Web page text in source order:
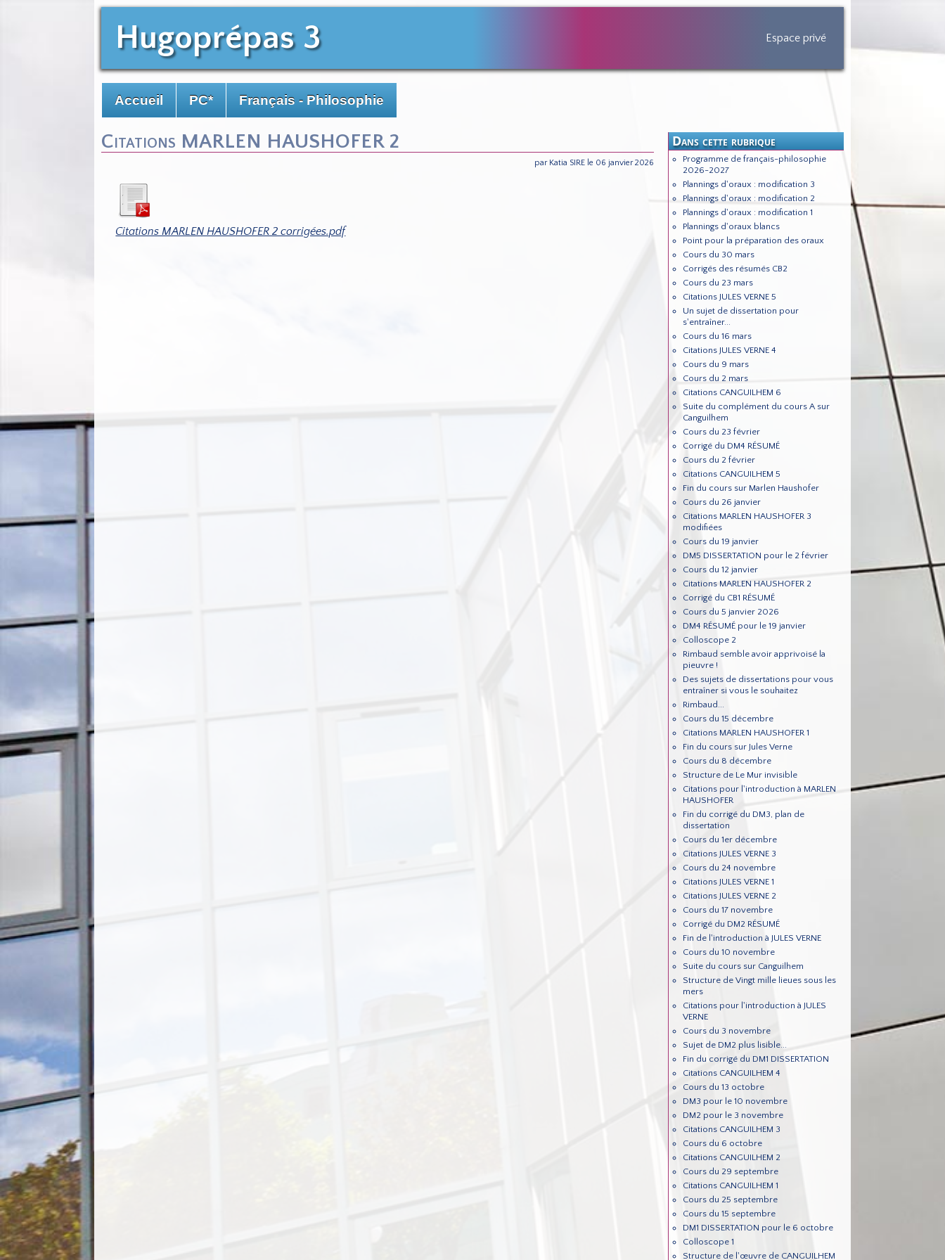
Hugoprépas 3 Espace privé
Accueil PC* Français - Philosophie
Dans cette rubrique
Programme de français-philosophie
2026-2027
Plannings d'oraux : modification 3
Plannings d'oraux : modification 2
Plannings d'oraux : modification 1
Plannings d'oraux blancs
Point pour la préparation des oraux
Cours du 30 mars
Corrigés des résumés CB2
Cours du 23 mars
Citations JULES VERNE 5
Un sujet de dissertation pour
s'entraîner...
Cours du 16 mars
Citations JULES VERNE 4
Cours du 9 mars
Cours du 2 mars
Citations CANGUILHEM 6
Suite du complément du cours A sur
Canguilhem
Cours du 23 février
Corrigé du DM4 RÉSUMÉ
Cours du 2 février
Citations CANGUILHEM 5
Fin du cours sur Marlen Haushofer
Cours du 26 janvier
Citations MARLEN HAUSHOFER 3
modifiées
Cours du 19 janvier
DM5 DISSERTATION pour le 2 février
Cours du 12 janvier
Citations MARLEN HAUSHOFER 2
Corrigé du CB1 RÉSUMÉ
Cours du 5 janvier 2026
DM4 RÉSUMÉ pour le 19 janvier
Colloscope 2
Rimbaud semble avoir apprivoisé la
pieuvre !
Des sujets de dissertations pour vous
entraîner si vous le souhaitez
Rimbaud...
Cours du 15 décembre
Citations MARLEN HAUSHOFER 1
Fin du cours sur Jules Verne
Cours du 8 décembre
Structure de Le Mur invisible
Citations pour l'introduction à MARLEN
HAUSHOFER
Fin du corrigé du DM3, plan de
dissertation
Cours du 1er décembre
Citations JULES VERNE 3
Cours du 24 novembre
Citations JULES VERNE 1
Citations JULES VERNE 2
Cours du 17 novembre
Corrigé du DM2 RÉSUMÉ
Fin de l'introduction à JULES VERNE
Cours du 10 novembre
Suite du cours sur Canguilhem
Structure de Vingt mille lieues sous les
mers
Citations pour l'introduction à JULES
VERNE
Cours du 3 novembre
Sujet de DM2 plus lisible...
Fin du corrigé du DM1 DISSERTATION
Citations CANGUILHEM 4
Cours du 13 octobre
DM3 pour le 10 novembre
DM2 pour le 3 novembre
Citations CANGUILHEM 3
Cours du 6 octobre
Citations CANGUILHEM 2
Cours du 29 septembre
Citations CANGUILHEM 1
Cours du 25 septembre
Cours du 15 septembre
DM1 DISSERTATION pour le 6 octobre
Colloscope 1
Structure de l'œuvre de CANGUILHEM
Citations MARLEN HAUSHOFER 2
par Katia SIRE le 06 janvier 2026
Citations MARLEN HAUSHOFER 2 corrigées.pdf